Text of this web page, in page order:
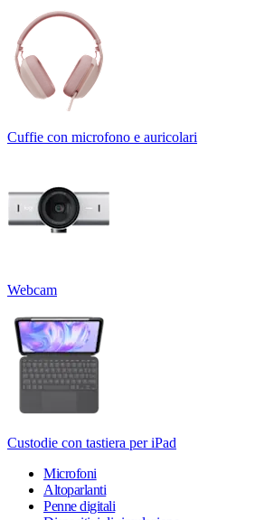
Cuffie con microfono e auricolari
Webcam
Custodie con tastiera per iPad
Microfoni
Altoparlanti
Penne digitali